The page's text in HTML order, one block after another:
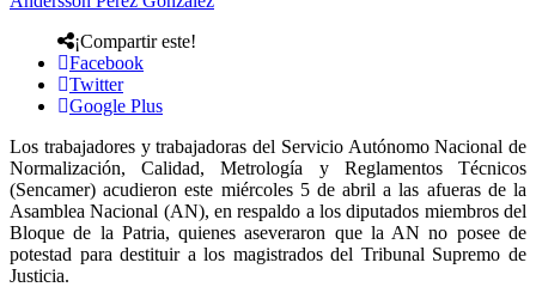
¡Compartir este!
Facebook
Twitter
Google Plus
Los trabajadores y trabajadoras del Servicio Autónomo Nacional de
Normalización, Calidad, Metrología y Reglamentos Técnicos
(Sencamer) acudieron este miércoles 5 de abril a las afueras de la
Asamblea Nacional (AN), en respaldo a los diputados miembros del
Bloque de la Patria, quienes aseveraron que la AN no posee de
potestad para destituir a los magistrados del Tribunal Supremo de
Justicia.